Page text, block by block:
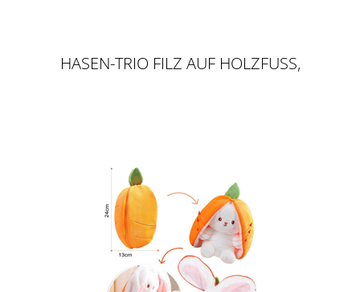
HASEN-TRIO FILZ AUF HOLZFUSS, G